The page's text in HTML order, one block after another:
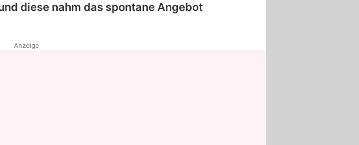
diese nahm das spontane Angebot
Anzeige